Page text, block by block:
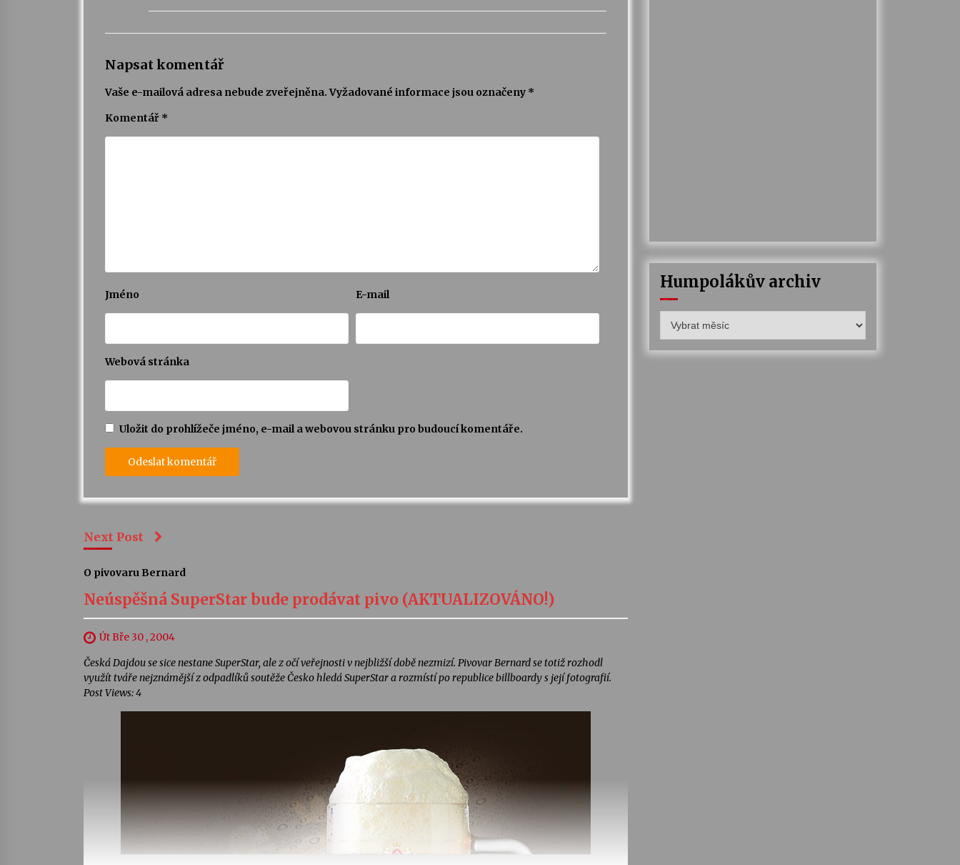
Napsat komentář
Vaše e-mailová adresa nebude zveřejněna. Vyžadované informace jsou označeny *
Komentář *
Jméno E-mail
Webová stránka
Uložit do prohlížeče jméno, e-mail a webovou stránku pro budoucí komentáře.
Next Post
O pivovaru Bernard
Neúspěšná SuperStar bude prodávat pivo (AKTUALIZOVÁNO!)
Út Bře 30 , 2004
Česká Dajdou se sice nestane SuperStar, ale z očí veřejnosti v nejbližší době nezmizí. Pivovar Bernard se totiž rozhodl
využít tváře nejznámější z odpadlíků soutěže Česko hledá SuperStar a rozmístí po republice billboardy s její fotografií.
Post Views: 4
Humpolákův archiv
archiv